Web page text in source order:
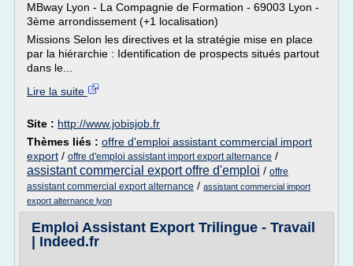
MBway Lyon - La Compagnie de Formation - 69003 Lyon -
3ème arrondissement (+1 localisation)
Missions Selon les directives et la stratégie mise en place
par la hiérarchie : Identification de prospects situés partout
dans le...
Lire la suite
Site : http://www.jobisjob.fr
Thèmes liés : offre d'emploi assistant commercial import
export / offre d'emploi assistant import export alternance /
assistant commercial export offre d'emploi / offre
assistant commercial export alternance / assistant commercial import
export alternance lyon
Emploi Assistant Export Trilingue - Travail
| Indeed.fr